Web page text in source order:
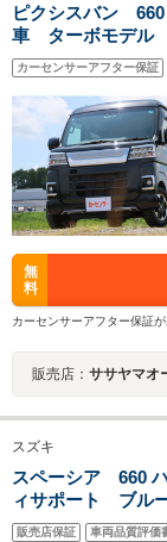
ピクシスバン
車 ターボモデル
ドドア 純正ナ
カーセンサーアフター保証
無
料
カーセンサーアフター保証
販売店： ササヤマオ
スズキ
スペーシア 660
ィサポート ブル
スマートキー 両
販売店保証 車両品質評価